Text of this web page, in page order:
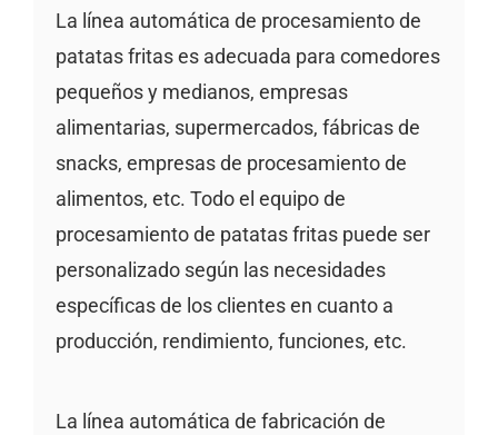
La línea automática de procesamiento de
patatas fritas es adecuada para comedores
pequeños y medianos, empresas
alimentarias, supermercados, fábricas de
snacks, empresas de procesamiento de
alimentos, etc. Todo el equipo de
procesamiento de patatas fritas puede ser
personalizado según las necesidades
específicas de los clientes en cuanto a
producción, rendimiento, funciones, etc.
La línea automática de fabricación de